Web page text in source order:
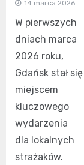
14 marca 2026
W pierwszych
dniach marca
2026 roku,
Gdańsk stał się
miejscem
kluczowego
wydarzenia
dla lokalnych
strażaków.